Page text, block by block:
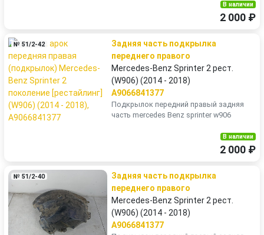
В наличии
2 000 ₽
№ 51/2-42
Задняя часть подкрылка
переднего правого
Mercedes-Benz Sprinter 2 рест.
(W906) (2014 - 2018)
A9066841377
Подкрылок передний правый задняя
часть mercedes Benz sprinter w906
В наличии
2 000 ₽
№ 51/2-40
Задняя часть подкрылка
переднего правого
Mercedes-Benz Sprinter 2 рест.
(W906) (2014 - 2018)
A9066841377